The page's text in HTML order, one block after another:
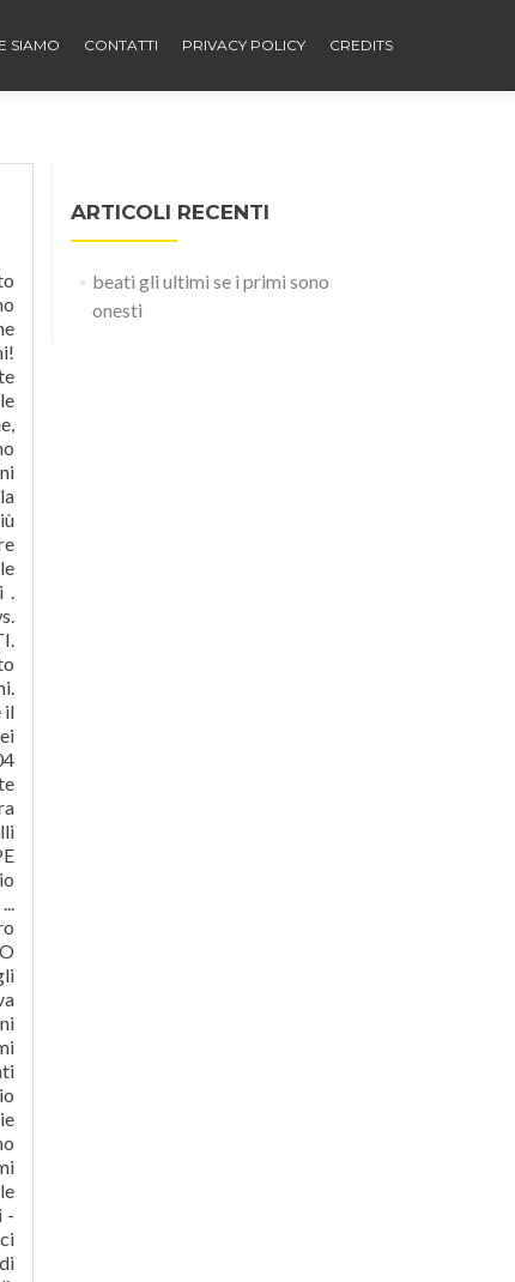
SIAMO CONTATTI PRIVACY POLICY CREDITS
.
il
-
ARTICOLI RECENTI
beati gli ultimi se i primi sono
onesti